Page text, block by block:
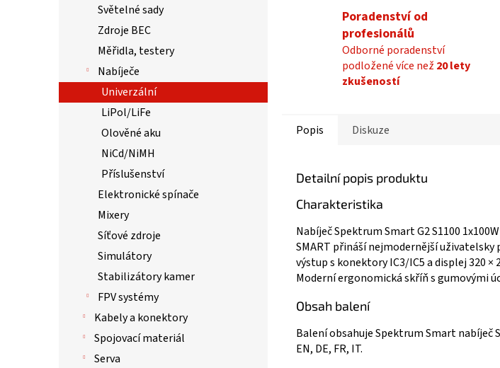
Světelné sady
Zdroje BEC
Měřidla, testery
Nabíječe
Univerzální
LiPol/LiFe
Olověné aku
NiCd/NiMH
Příslušenství
Elektronické spínače
Mixery
Síťové zdroje
Simulátory
Stabilizátory kamer
FPV systémy
Kabely a konektory
Spojovací materiál
Serva
Poradenství od
profesionálů
Odborné poradenství
podložené více než 20 lety
zkušeností
Popis Diskuze
Detailní popis produktu
Charakteristika
Nabíječ Spektrum Smart G2 S1100
SMART přináší nejmodernější
výstup s konektory IC3/IC5 a displej 320 ×
Moderní ergonomická skříň s gumovými
Obsah balení
Balení obsahuje Spektrum Smart nabíječ
EN, DE, FR, IT.